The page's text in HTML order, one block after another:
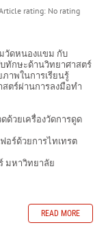
rating: No rating
วัดหนองแขม กับ
ทักษะด้านวิทยาศาสตร์
าพในการเรียนรู้
ตร์ผ่านการลงมือทำ
ด้วยเครื่องวัดการดูด
อร์ด้วยการไทเทรต
มหาวิทยาลัย
READ MORE